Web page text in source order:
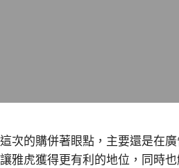
這次的購併著眼點，主要還是在
讓雅虎獲得更有利的地位，同時